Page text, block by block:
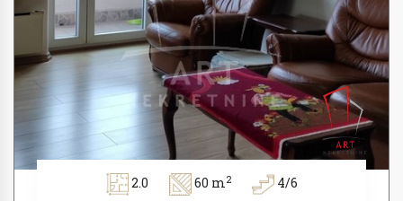
2.0 60 m2 4/6